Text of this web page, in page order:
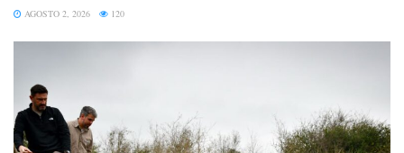
AGOSTO 2, 2026 120